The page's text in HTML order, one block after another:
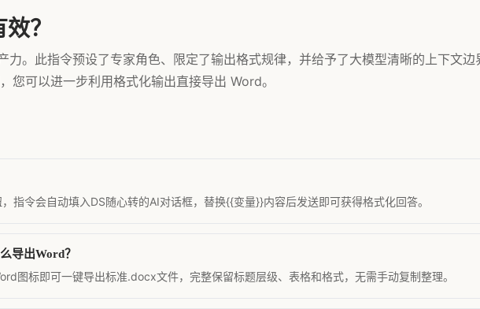
？
。此指令预设了专家角色、限定了输出格式规律，并给予了大模型清晰的上下文边
您可以进一步利用格式化输出直接导出 Word。
指令会自动填入DS随心转的AI对话框，替换{{变量}}内容后发送即可获得格式化回答。
导出Word？
图标即可一键导出标准.docx文件，完整保留标题层级、表格和格式，无需手动复制整理。